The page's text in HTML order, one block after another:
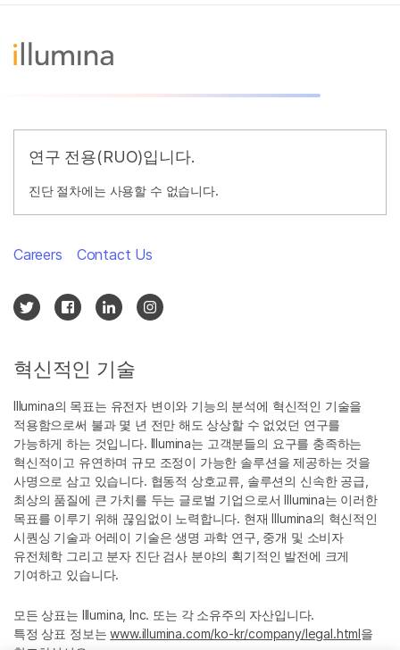
연구 전용(RUO)입니다.
진단 절차에는 사용할 수 없습니다.
혁신적인 기술
Illumina의 목표는 유전자 변이와 기능의 분석에 혁신적인 기술을
적용함으로써 불과 몇 년 전만 해도 상상할 수 없었던 연구를
가능하게 하는 것입니다. Illumina는 고객분들의 요구를 충족하는
혁신적이고 유연하며 규모 조정이 가능한 솔루션을 제공하는 것을
사명으로 삼고 있습니다. 협동적 상호교류, 솔루션의 신속한 공급,
최상의 품질에 큰 가치를 두는 글로벌 기업으로서 Illumina는 이러한
목표를 이루기 위해 끊임없이 노력합니다. 현재 Illumina의 혁신적인
시퀀싱 기술과 어레이 기술은 생명 과학 연구, 중개 및 소비자
유전체학 그리고 분자 진단 검사 분야의 획기적인 발전에 크게
기여하고 있습니다.
모든 상표는 Illumina, Inc. 또는 각 소유주의 자산입니다.
특정 상표 정보는www.illumina.com/ko-kr/company/legal.html을
Careers Contact Us